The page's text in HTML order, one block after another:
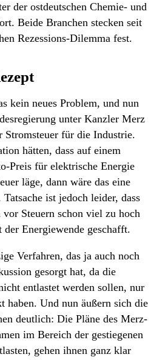
der ostdeutschen Chemie- und
Beide Branchen stecken seit
Rezessions-Dilemma fest.
kein neues Problem, und nun
unter Kanzler Merz
Stromsteuer für die Industrie.
hätten, dass auf einem
Preis für elektrische Energie
läge, dann wäre das eine
ist jedoch leider, dass
Steuern schon viel zu hoch
Energiewende geschafft.
Verfahren, das ja auch noch
gesorgt hat, da die
entlastet werden sollen, nur
haben. Und nun äußern sich die
deutlich: Die Pläne des Merz-
im Bereich der gestiegenen
gehen ihnen ganz klar